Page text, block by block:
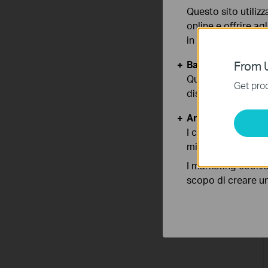
From
Get
Questo sito
online e offrire
in qualunque
Basic Cookies
Questi cookies
disattivati nel tuo
Analytics e
I cookies analitici
migliorarne le
I marketing
scopo di creare